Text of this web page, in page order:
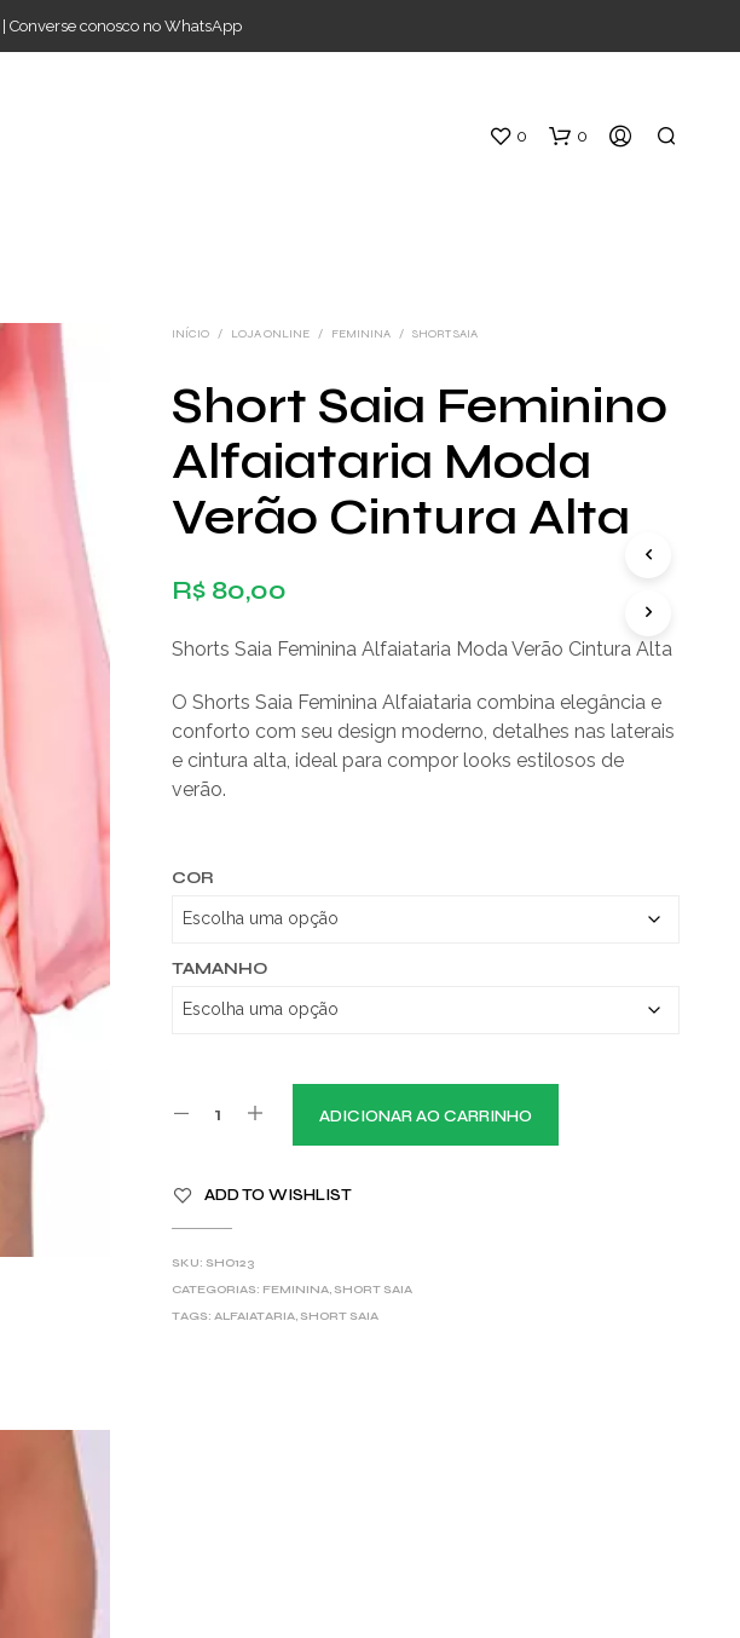
|Converse conosco no WhatsApp
0 0
S
R
O
(
)
N
C
INÍCIO / LOJA ONLINE / FEMININA / SHORT SAIA
Short Saia Feminino
Alfaiataria Moda
Verão Cintura Alta
R$80,00
Shorts Saia Feminina Alfaiataria Moda Verão Cintura Alta
O Shorts Saia Feminina Alfaiataria combina elegância e
conforto com seu design moderno, detalhes nas laterais
e cintura alta, ideal para compor looks estilosos de
verão.
COR
TAMANHO
ADICIONAR AO CARRINHO
ADD TO WISHLIST
SKU: SHO123
CATEGORIAS: FEMININA, SHORT SAIA
TAGS: ALFAIATARIA, SHORT SAIA